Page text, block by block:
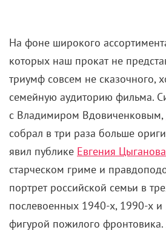
На фоне широкого
которых наш прокат не
триумф совсем не сказочного,
семейную аудиторию фильма.
с Владимиром Вдовиченковым,
собрал в три раза больше
явил публике Евгения Цыганова
старческом гриме и
портрет российской семьи в
послевоенных 1940-х, 1990-х и
фигурой пожилого фронтовика.